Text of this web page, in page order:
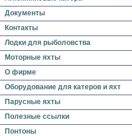
Документы
Контакты
Лодки для рыболовства
Моторные яхты
О фирме
Оборудование для катеров и яхт
Парусные яхты
Полезные ссылки
Понтоны